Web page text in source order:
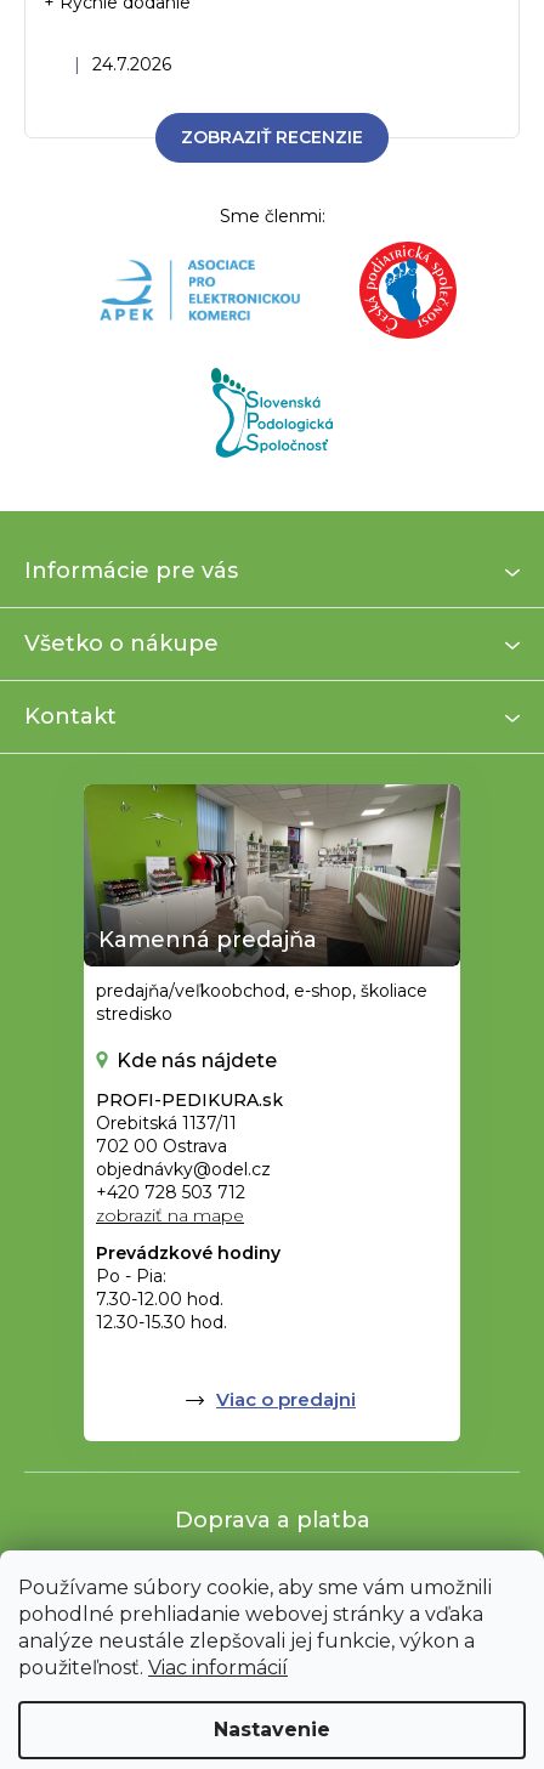
Používame súbory cookie, aby sme vám umožnili
pohodlné prehliadanie webovej stránky a vďaka
analýze neustále zlepšovali jej funkcie, výkon a
použiteľnosť. Viac informácií
Nastavenie
Hodnotenie obchodu je 5 z 5 hviezdičiek.
| 24.7.2026
ZOBRAZIŤ RECENZIE
Sme členmi:
p
t
Informácie pre vás
Všetko o nákupe
Kontakt
Kamenná predajňa
predajňa/veľkoobchod, e-shop, školiace
stredisko
Kde nás nájdete
PROFI-PEDIKURA.sk
Orebitská 1137/11
702 00 Ostrava
objednávky@odel.cz
+420 728 503 712
zobraziť na mape
Prevádzkové hodiny
Po - Pia:
7.30-12.00 hod.
12.30-15.30 hod.
Viac o predajni
Doprava a platba